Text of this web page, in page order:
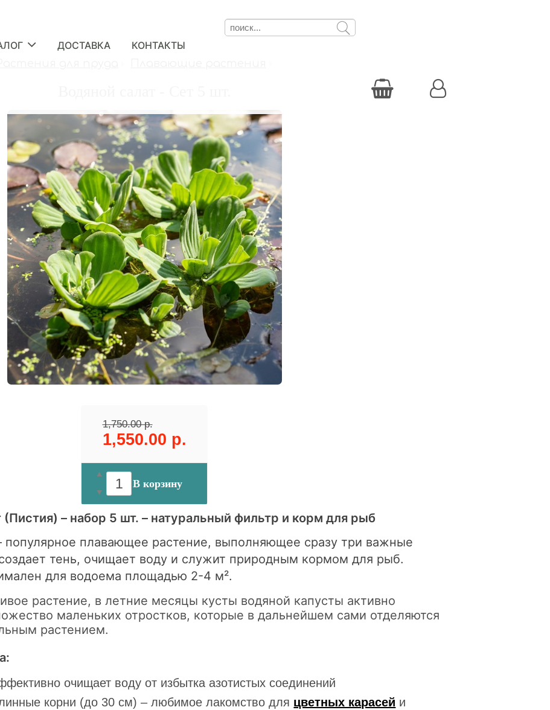
ДОСТАВКА
КОНТАКТЫ
1,750.00 р.
1,550.00 р.
В корзину
(Пистия) – набор 5 шт. – натуральный фильтр и корм для рыб
популярное плавающее растение, выполняющее сразу три важные
тень, очищает воду и служит природным кормом для рыб.
для водоема площадью 2-4 м².
растение, в летние месяцы кусты водяной капусты активно
маленьких отростков, которые в дальнейшем сами отделяются
растением.
очищает воду от избытка азотистых соединений
корни (до 30 см) – любимое лакомство для цветных карасей и